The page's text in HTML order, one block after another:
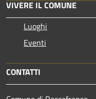
VIVERE IL COMUNE
Luoghi
Eventi
CONTATTI